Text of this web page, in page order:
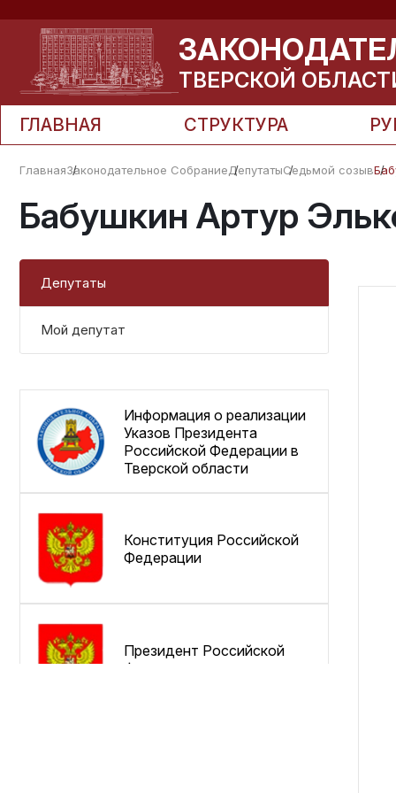
ТВЕРСКОЙ
ГЛАВНАЯ СТРУКТУРА
ГлавнаяЗаконодательное СобраниеДепутатыСедьмой созыв
Бабушкин Артур
Депутаты
Мой депутат
Информация о реализации
Указов Президента
Российской Федерации в
Тверской области
Конституция Российской
Федерации
Президент Российской
Федерации